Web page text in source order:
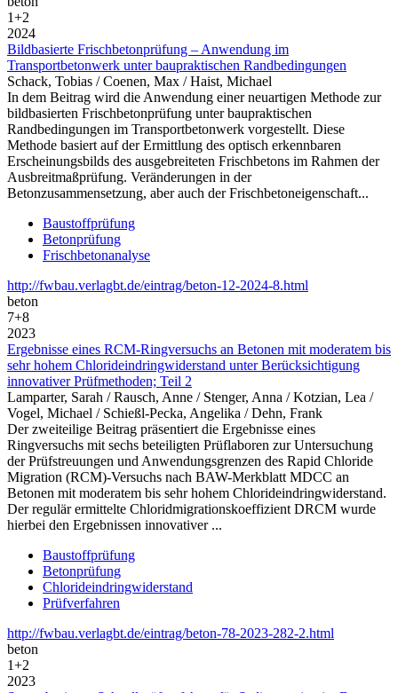
1+2
2024
Bildbasierte Frischbetonprüfung – Anwendung im
Transportbetonwerk unter baupraktischen Randbedingungen
Schack, Tobias / Coenen, Max / Haist, Michael
In dem Beitrag wird die Anwendung einer neuartigen Methode zur
bildbasierten Frischbetonprüfung unter baupraktischen
Randbedingungen im Transportbetonwerk vorgestellt. Diese
Methode basiert auf der Ermittlung des optisch erkennbaren
Erscheinungsbilds des ausgebreiteten Frischbetons im Rahmen der
Ausbreitmaßprüfung. Veränderungen in der
Betonzusammensetzung, aber auch der Frischbetoneigenschaft...
Baustoffprüfung
Betonprüfung
Frischbetonanalyse
http://fwbau.verlagbt.de/eintrag/beton-12-2024-8.html
beton
7+8
2023
Ergebnisse eines RCM-Ringversuchs an Betonen mit moderatem bis
sehr hohem Chlorideindringwiderstand unter Berücksichtigung
innovativer Prüfmethoden; Teil 2
Lamparter, Sarah / Rausch, Anne / Stenger, Anna / Kotzian, Lea /
Vogel, Michael / Schießl-Pecka, Angelika / Dehn, Frank
Der zweiteilige Beitrag präsentiert die Ergebnisse eines
Ringversuchs mit sechs beteiligten Prüflaboren zur Untersuchung
der Prüfstreuungen und Anwendungsgrenzen des Rapid Chloride
Migration (RCM)-Versuchs nach BAW-Merkblatt MDCC an
Betonen mit moderatem bis sehr hohem Chlorideindringwiderstand.
Der regulär ermittelte Chloridmigrationskoeffizient DRCM wurde
hierbei den Ergebnissen innovativer ...
Baustoffprüfung
Betonprüfung
Chlorideindringwiderstand
Prüfverfahren
http://fwbau.verlagbt.de/eintrag/beton-78-2023-282-2.html
beton
1+2
2023